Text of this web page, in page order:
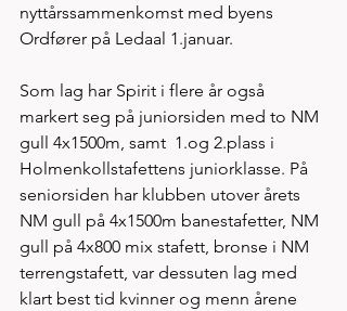
nyttårssammenkomst med byens
Ordfører på Ledaal 1.januar.
Som lag har Spirit i flere år også
markert seg på juniorsiden med to NM
gull 4x1500m, samt  1.og 2.plass i
Holmenkollstafettens juniorklasse. På
seniorsiden har klubben utover årets
NM gull på 4x1500m banestafetter, NM
gull på 4x800 mix stafett, bronse i NM
terrengstafett, var dessuten lag med
klart best tid kvinner og menn årene